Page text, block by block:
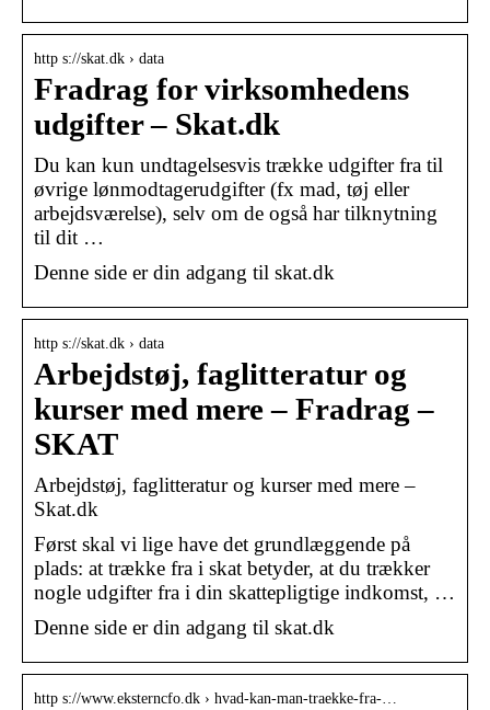
http s://skat.dk › data
Fradrag for virksomhedens
udgifter – Skat.dk
Du kan kun undtagelsesvis trække udgifter fra til
øvrige lønmodtagerudgifter (fx mad, tøj eller
arbejdsværelse), selv om de også har tilknytning
til dit …
Denne side er din adgang til skat.dk
http s://skat.dk › data
Arbejdstøj, faglitteratur og
kurser med mere – Fradrag –
SKAT
Arbejdstøj, faglitteratur og kurser med mere –
Skat.dk
Først skal vi lige have det grundlæggende på
plads: at trække fra i skat betyder, at du trækker
nogle udgifter fra i din skattepligtige indkomst, …
Denne side er din adgang til skat.dk
http s://www.eksterncfo.dk › hvad-kan-man-traekke-fra-…